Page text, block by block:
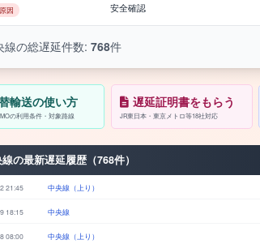
因 安全確認
線の総遅延件数: 768件
輸送の使い方
の利用条件・対象路線
遅延証明書をもらう
JR東日本・東京メトロ等18社対応
の最新遅延履歴（768件）
21:45 中央線（上り）
18:15 中央線
08:00 中央線（上り）